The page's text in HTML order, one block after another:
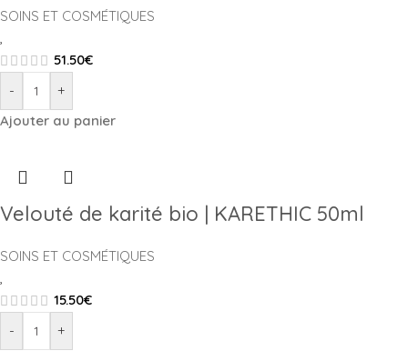
SOINS ET COSMÉTIQUES
51.50€
-
+
Ajouter au panier
Velouté de karité bio | KARETHIC 50ml
SOINS ET COSMÉTIQUES
,
15.50€
-
+